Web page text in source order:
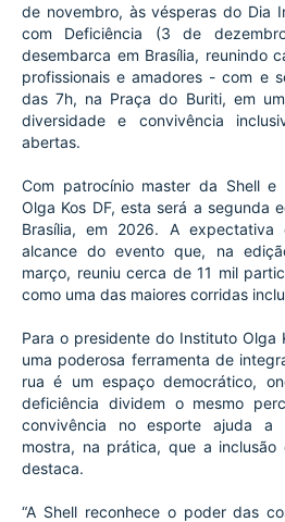
de novembro, às vésperas do Dia
com Deficiência (3 de
desembarca em Brasília, reunindo
profissionais e amadores - com e
das 7h, na Praça do Buriti, em
diversidade e convivência
abertas.
Com patrocínio master da Shell e
Olga Kos DF, esta será a segunda
Brasília, em 2026. A
alcance do evento que, na
março, reuniu cerca de 11 mil
como uma das maiores corridas
Para o presidente do Instituto Olga
uma poderosa ferramenta de
rua é um espaço democrático,
deficiência dividem o mesmo
convivência no esporte ajuda a
mostra, na prática, que a inclusão
destaca.
“A Shell reconhece o poder das